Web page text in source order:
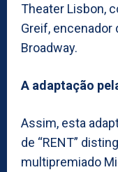
Theater Lisbon,
Greif, encenador
Broadway.
A adaptação
Assim, esta
de “RENT”
multipremiado